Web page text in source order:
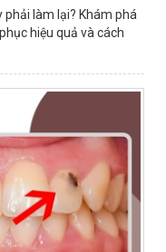
làm lại? Khám phá
hiệu quả và cách